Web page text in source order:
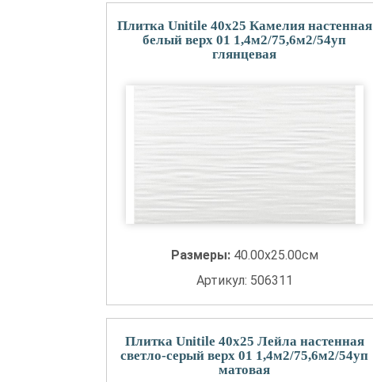
Плитка Unitile 40x25 Камелия настенная
белый верх 01 1,4м2/75,6м2/54уп
глянцевая
Размеры: 40.00x25.00см
Артикул: 506311
Плитка Unitile 40x25 Лейла настенная
светло-серый верх 01 1,4м2/75,6м2/54уп
матовая